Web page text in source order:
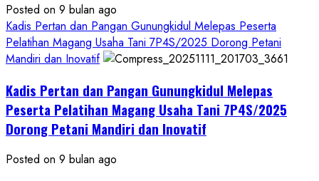
Posted on 9 bulan ago
Kadis Pertan dan Pangan Gunungkidul Melepas Peserta
Pelatihan Magang Usaha Tani 7P4S/2025 Dorong Petani
Mandiri dan Inovatif
Kadis Pertan dan Pangan Gunungkidul Melepas
Peserta Pelatihan Magang Usaha Tani 7P4S/2025
Dorong Petani Mandiri dan Inovatif
Posted on 9 bulan ago